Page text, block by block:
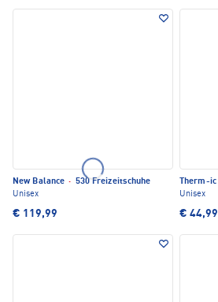
New Balance · 530 Freizeitschuhe
Unisex
€ 119,99
Therm-ic
Unisex
€ 44,99